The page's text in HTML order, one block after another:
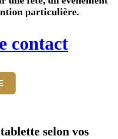
particulière.
contact
selon vos